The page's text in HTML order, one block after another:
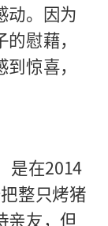
动。因为
慰藉，
惊喜，
是在2014
整只烤猪
亲友，但